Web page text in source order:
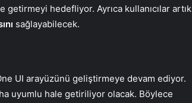
hedefliyor. Ayrıca kullanıcılar artık
sağlayabilecek.
UI arayüzünü geliştirmeye devam ediyor.
uyumlu hale getiriliyor olacak. Böylece